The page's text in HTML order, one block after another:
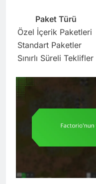
Paket Türü
Özel İçerik Paketleri
Standart Paketler
Sınırlı Süreli Teklifler